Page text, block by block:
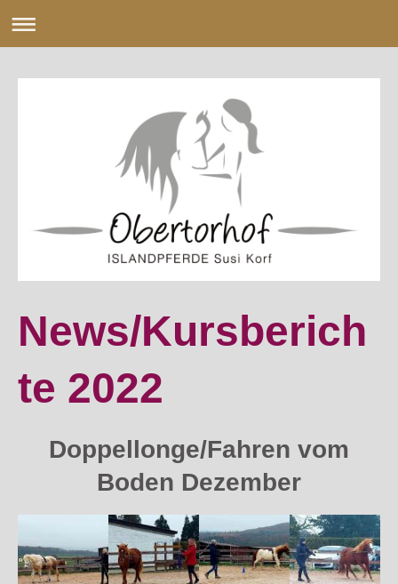
News/Kursberich
te 2022
Doppellonge/Fahren vom
Boden Dezember